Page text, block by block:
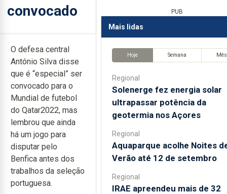
convocado
O defesa central
António Silva disse
que é “especial” ser
convocado para o
Mundial de futebol
do Qatar2022, mas
lembrou que ainda
há um jogo para
disputar pelo
Benfica antes dos
trabalhos da seleção
portuguesa.
PUB
Mais lidas
Hoje Semana Mês
Regional
Solenerge fez energia solar
ultrapassar potência da
geotermia nos Açores
Regional
Aquaparque acolhe Noites
Verão até 12 de setembro
Regional
IRAE apreendeu mais de 32